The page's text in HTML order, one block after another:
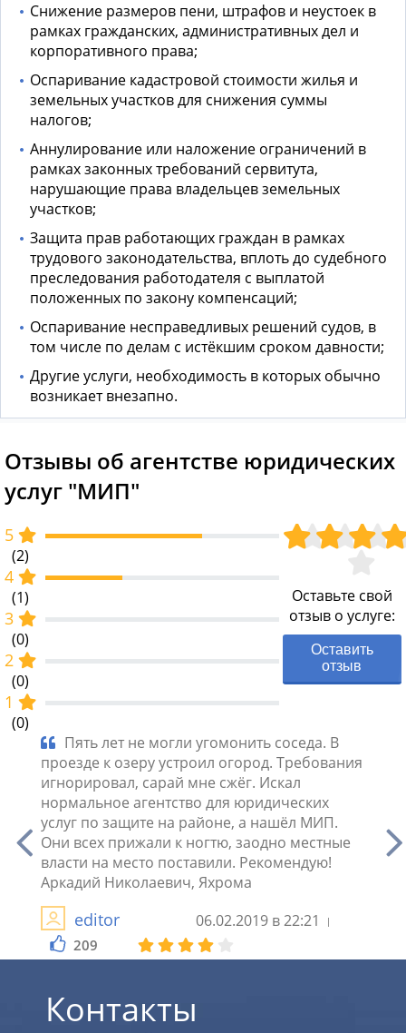
Снижение размеров пени, штрафов и неустоек в
рамках гражданских, административных дел и
корпоративного права;
Оспаривание кадастровой стоимости жилья и
земельных участков для снижения суммы
налогов;
Аннулирование или наложение ограничений в
рамках законных требований сервитута,
нарушающие права владельцев земельных
участков;
Защита прав работающих граждан в рамках
трудового законодательства, вплоть до судебного
преследования работодателя с выплатой
положенных по закону компенсаций;
Оспаривание несправедливых решений судов, в
том числе по делам с истёкшим сроком давности;
Другие услуги, необходимость в которых обычно
возникает внезапно.
Отзывы об агентстве юридических
услуг "МИП"
5
(2)
4
(1)
3
(0)
2
(0)
1
(0)
Оставьте свой
отзыв о услуге:
Оставить
отзыв
Пять лет не могли угомонить соседа. В
проезде к озеру устроил огород. Требования
игнорировал, сарай мне сжёг. Искал
нормальное агентство для юридических
услуг по защите на районе, а нашёл МИП.
Они всех прижали к ногтю, заодно местные
власти на место поставили. Рекомендую!
Аркадий Николаевич, Яхрома
editor 06.02.2019 в 22:21
209
Контакты